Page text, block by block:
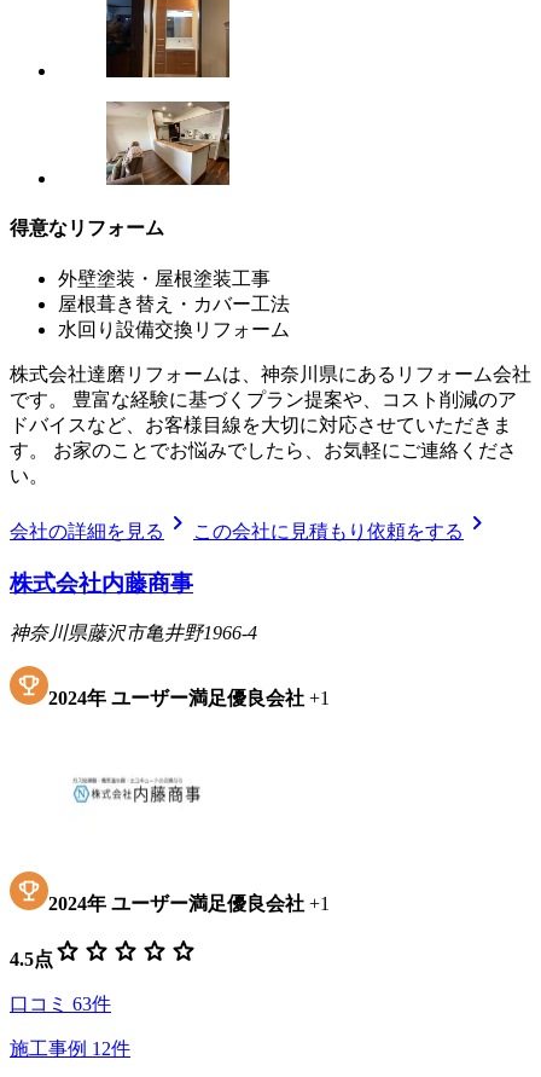
得意なリフォーム
外壁塗装・屋根塗装工事
屋根葺き替え・カバー工法
水回り設備交換リフォーム
株式会社達磨リフォームは、神奈川県にあるリフォーム会社
です。 豊富な経験に基づくプラン提案や、コスト削減のア
ドバイスなど、お客様目線を大切に対応させていただきま
す。 お家のことでお悩みでしたら、お気軽にご連絡くださ
い。
会社の詳細を見る chevron_right この会社に見積もり依頼をする chevron_right
株式会社内藤商事
神奈川県藤沢市亀井野1966-4
2024年 ユーザー満足優良会社 +1
2024年 ユーザー満足優良会社 +1
4.5点 star star star star star
口コミ 63件
施工事例 12件